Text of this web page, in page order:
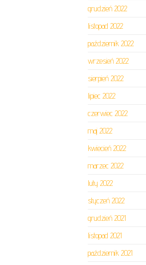
grudzień 2022
listopad 2022
październik 2022
wrzesień 2022
sierpień 2022
lipiec 2022
czerwiec 2022
maj 2022
kwiecień 2022
marzec 2022
luty 2022
styczeń 2022
grudzień 2021
listopad 2021
październik 2021